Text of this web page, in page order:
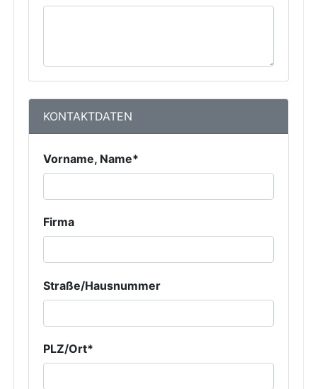
KONTAKTDATEN
Vorname, Name*
Firma
Straße/Hausnummer
PLZ/Ort*